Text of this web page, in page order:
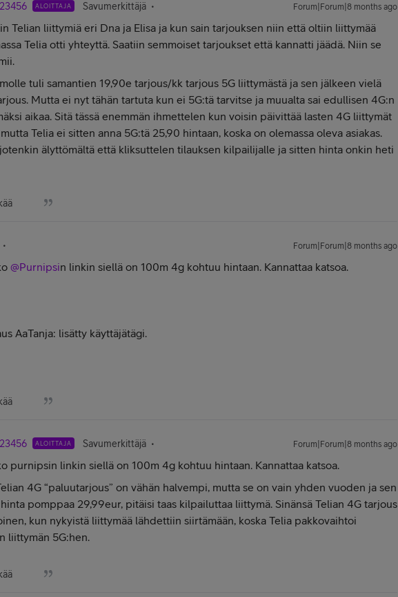
ALOITTAJA Savumerkittäjä Forum|Forum|8 months ago
Telian liittymiä eri Dna ja Elisa ja kun sain tarjouksen niin että oltiin liittymää
Telia otti yhteyttä. Saatiin semmoiset tarjoukset että kannatti jäädä. Niin se
tuli samantien 19,90e tarjous/kk tarjous 5G liittymästä ja sen jälkeen vielä
Mutta ei nyt tähän tartuta kun ei 5G:tä tarvitse ja muualta sai edullisen 4G:n
aikaa. Sitä tässä enemmän ihmettelen kun voisin päivittää lasten 4G liittymät
Telia ei sitten anna 5G:tä 25,90 hintaan, koska on olemassa oleva asiakas.
älyttömältä että kliksuttelen tilauksen kilpailijalle ja sitten hinta onkin heti
Forum|Forum|8 months ago
@Purnipsin linkin siellä on 100m 4g kohtuu hintaan. Kannattaa katsoa.
AaTanja: lisätty käyttäjätägi.
ALOITTAJA Savumerkittäjä Forum|Forum|8 months ago
purnipsin linkin siellä on 100m 4g kohtuu hintaan. Kannattaa katsoa.
4G “paluutarjous” on vähän halvempi, mutta se on vain yhden vuoden ja sen
pomppaa 29,99eur, pitäisi taas kilpailuttaa liittymä. Sinänsä Telian 4G tarjous
kun nykyistä liittymää lähdettiin siirtämään, koska Telia pakkovaihtoi
liittymän 5G:hen.